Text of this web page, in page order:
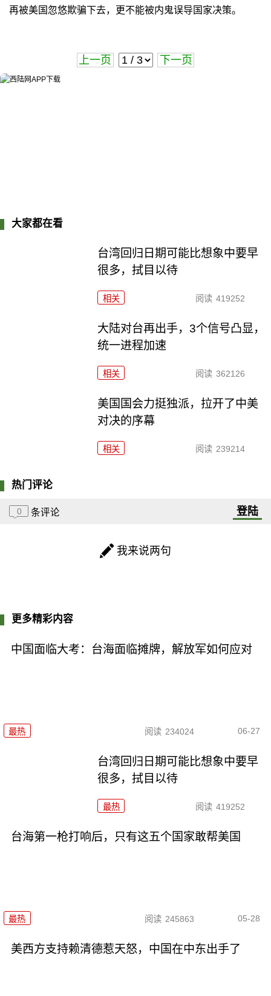
再被美国忽悠欺骗下去，更不能被内鬼误导国家决策。
上一页 下一页
大家都在看
台湾回归日期可能比想象中要早
很多，拭目以待
相关 阅读 419252
大陆对台再出手，3个信号凸显，
统一进程加速
相关 阅读 362126
美国国会力挺独派，拉开了中美
对决的序幕
相关 阅读 239214
热门评论
0 条评论 登陆
我来说两句
更多精彩内容
中国面临大考：台海面临摊牌，解放军如何应对
最热 阅读 234024 06-27
台湾回归日期可能比想象中要早
很多，拭目以待
最热 阅读 419252
台海第一枪打响后，只有这五个国家敢帮美国
最热 阅读 245863 05-28
美西方支持赖清德惹天怒，中国在中东出手了